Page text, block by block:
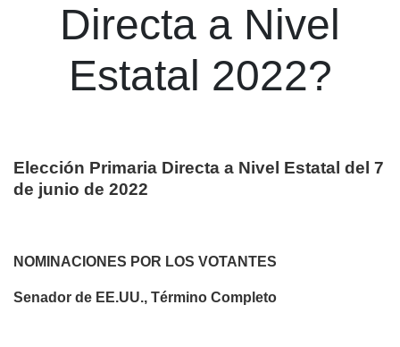
Directa a Nivel
Estatal 2022?
Elección Primaria Directa a Nivel Estatal del 7
de junio de 2022
NOMINACIONES POR LOS VOTANTES
Senador de EE.UU., Término Completo